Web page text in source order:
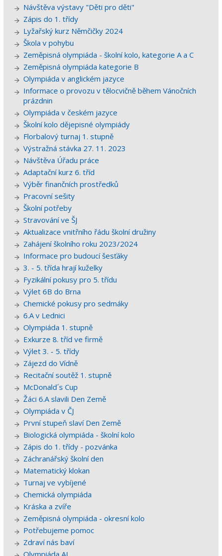
Návštěva výstavy "Děti pro děti"
Zápis do 1. třídy
Lyžařský kurz Němčičky 2024
Škola v pohybu
Zeměpisná olympiáda - školní kolo, kategorie A a C
Zeměpisná olympiáda kategorie B
Olympiáda v anglickém jazyce
Informace o provozu v tělocvičně během Vánočních
prázdnin
Olympiáda v českém jazyce
Školní kolo dějepisné olympiády
Florbalový turnaj 1. stupně
Výstražná stávka 27. 11. 2023
Návštěva Úřadu práce
Adaptační kurz 6. tříd
Výběr finančních prostředků
Pracovní sešity
Školní potřeby
Stravování ve ŠJ
Aktualizace vnitřního řádu školní družiny
Zahájení školního roku 2023/2024
Informace pro budoucí šesťáky
3. - 5. třída hrají kuželky
Fyzikální pokusy pro 5. třídu
Výlet 6B do Brna
Chemické pokusy pro sedmáky
6.A v Lednici
Olympiáda 1. stupně
Exkurze 8. tříd ve firmě
Výlet 3. - 5. třídy
Zájezd do Vídně
Recitační soutěž 1. stupně
McDonald´s Cup
Žáci 6.A slavili Den Země
Olympiáda v ČJ
První stupeň slaví Den Země
Biologická olympiáda - školní kolo
Zápis do 1. třídy - pozvánka
Záchranářský školní den
Matematický klokan
Turnaj ve vybíjené
Chemická olympiáda
Kráska a zvíře
Zeměpisná olympiáda - okresní kolo
Potřebujeme pomoc
Zdraví nás baví
Olympiáda AJ